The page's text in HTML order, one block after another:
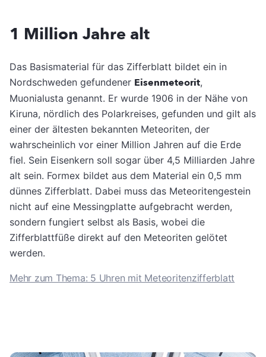
1 Million Jahre alt
Das Basismaterial für das Zifferblatt bildet ein in
Nordschweden gefundener Eisenmeteorit,
Muonialusta genannt. Er wurde 1906 in der Nähe von
Kiruna, nördlich des Polarkreises, gefunden und gilt als
einer der ältesten bekannten Meteoriten, der
wahrscheinlich vor einer Million Jahren auf die Erde
fiel. Sein Eisenkern soll sogar über 4,5 Milliarden Jahre
alt sein. Formex bildet aus dem Material ein 0,5 mm
dünnes Zifferblatt. Dabei muss das Meteoritengestein
nicht auf eine Messingplatte aufgebracht werden,
sondern fungiert selbst als Basis, wobei die
Zifferblattfüße direkt auf den Meteoriten gelötet
werden.
Mehr zum Thema: 5 Uhren mit Meteoritenzifferblatt